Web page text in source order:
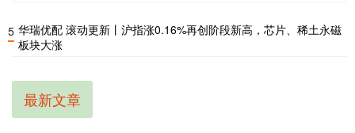
5 华瑞优配 滚动更新丨沪指涨0.16%再创阶段新高，芯片、稀土永磁
板块大涨
最新文章